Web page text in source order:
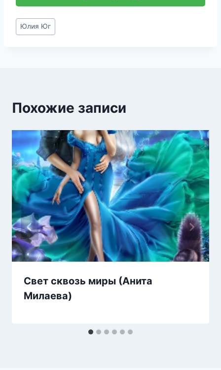
Метки
записи:
Юлия Юг
Похожие записи
Свет сквозь миры (Анита
Милаева)